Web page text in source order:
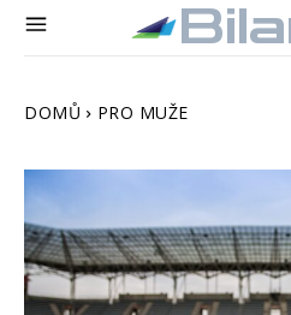
DOMŮ PRO MUŽE